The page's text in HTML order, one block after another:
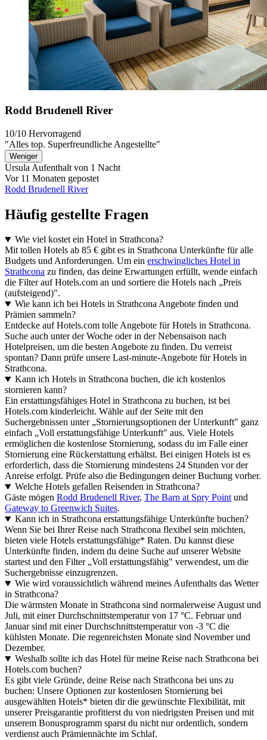
Rodd Brudenell River
10/10 Hervorragend
"Alles top. Superfreundliche Angestellte"
Weniger
Ursula Aufenthalt von 1 Nacht
Vor 11 Monaten gepostet
Rodd Brudenell River
Häufig gestellte Fragen
Wie viel kostet ein Hotel in Strathcona?
Mit tollen Hotels ab 85 € gibt es in Strathcona Unterkünfte für alle
Budgets und Anforderungen. Um ein erschwingliches Hotel in
Strathcona zu finden, das deine Erwartungen erfüllt, wende einfach
die Filter auf Hotels.com an und sortiere die Hotels nach „Preis
(aufsteigend)".
Wie kann ich bei Hotels in Strathcona Angebote finden und
Prämien sammeln?
Entdecke auf Hotels.com tolle Angebote für Hotels in Strathcona.
Suche auch unter der Woche oder in der Nebensaison nach
Hotelpreisen, um die besten Angebote zu finden. Du verreist
spontan? Dann prüfe unsere Last-minute-Angebote für Hotels in
Strathcona.
Kann ich Hotels in Strathcona buchen, die ich kostenlos
stornieren kann?
Ein erstattungsfähiges Hotel in Strathcona zu buchen, ist bei
Hotels.com kinderleicht. Wähle auf der Seite mit den
Suchergebnissen unter „Stornierungsoptionen der Unterkunft" ganz
einfach „Voll erstattungsfähige Unterkunft" aus. Viele Hotels
ermöglichen die kostenlose Stornierung, sodass du im Falle einer
Stornierung eine Rückerstattung erhältst. Bei einigen Hotels ist es
erforderlich, dass die Stornierung mindestens 24 Stunden vor der
Anreise erfolgt. Prüfe also die Bedingungen deiner Buchung vorher.
Welche Hotels gefallen Reisenden in Strathcona?
Gäste mögen Rodd Brudenell River, The Barn at Spry Pointund
Gateway to Greenwich Suites.
Kann ich in Strathcona erstattungsfähige Unterkünfte buchen?
Wenn Sie bei Ihrer Reise nach Strathcona flexibel sein möchten,
bieten viele Hotels erstattungsfähige* Raten. Du kannst diese
Unterkünfte finden, indem du deine Suche auf unserer Website
startest und den Filter „Voll erstattungsfähig" verwendest, um die
Suchergebnisse einzugrenzen.
Wie wird voraussichtlich während meines Aufenthalts das Wetter
in Strathcona?
Die wärmsten Monate in Strathcona sind normalerweise August und
Juli, mit einer Durchschnittstemperatur von 17 °C. Februar und
Januar sind mit einer Durchschnittstemperatur von -3 °C die
kühlsten Monate. Die regenreichsten Monate sind November und
Dezember.
Weshalb sollte ich das Hotel für meine Reise nach Strathcona bei
Hotels.com buchen?
Es gibt viele Gründe, deine Reise nach Strathcona bei uns zu
buchen: Unsere Optionen zur kostenlosen Stornierung bei
ausgewählten Hotels* bieten dir die gewünschte Flexibilität, mit
unserer Preisgarantie profitierst du von niedrigsten Preisen und mit
unserem Bonusprogramm sparst du nicht nur ordentlich, sondern
verdienst auch Prämiennächte im Schlaf.